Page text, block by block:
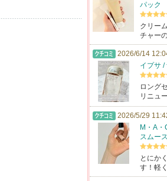
パック
クリー
チャー
2026/6/14
イプサ /
ロング
リニュ
2026/5/29
M・A
スムー
とにか
す！軽